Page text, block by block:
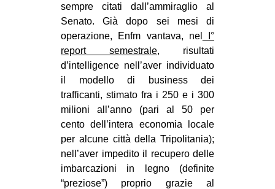
sempre citati dall’ammiraglio al
Senato. Già dopo sei mesi di
operazione, Enfm vantava, nel
I°
report semestrale, risultati
d’intelligence nell’aver individuato
il modello di business dei
trafficanti, stimato fra i 250 e i 300
milioni all’anno (pari al 50 per
cento dell’intera economia locale
per alcune città della Tripolitania);
nell’aver impedito il recupero delle
imbarcazioni in legno (definite
“preziose”) proprio grazie al